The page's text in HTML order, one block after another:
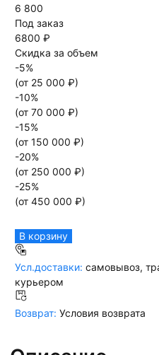
6 800
Под заказ
6800 ₽
Скидка за объем
-5%
(от 25 000 ₽)
-10%
(от 70 000 ₽)
-15%
(от 150 000 ₽)
-20%
(от 250 000 ₽)
-25%
(от 450 000 ₽)
В корзину
Усл.доставки: самовывоз,
курьером
Возврат: Условия возврата